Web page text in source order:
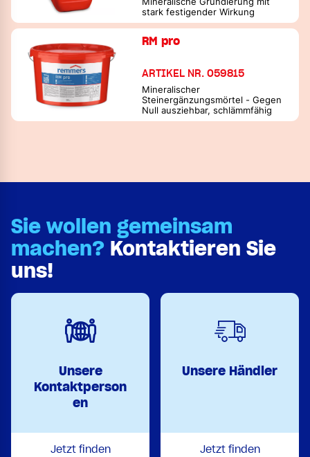
stark festigender Wirkung
RM pro
ARTIKEL NR. 059815
Mineralischer
Steinergänzungsmörtel - Gegen
Null ausziehbar, schlämmfähig
Sie wollen gemeinsam
machen? Kontaktieren Sie
uns!
Unsere
Kontaktperson
en
Jetzt finden
Unsere Händler
Jetzt finden